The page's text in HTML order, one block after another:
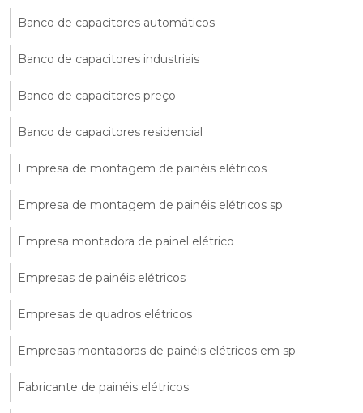
Banco de capacitores automáticos
Banco de capacitores industriais
Banco de capacitores preço
Banco de capacitores residencial
Empresa de montagem de painéis elétricos
Empresa de montagem de painéis elétricos sp
Empresa montadora de painel elétrico
Empresas de painéis elétricos
Empresas de quadros elétricos
Empresas montadoras de painéis elétricos em sp
Fabricante de painéis elétricos